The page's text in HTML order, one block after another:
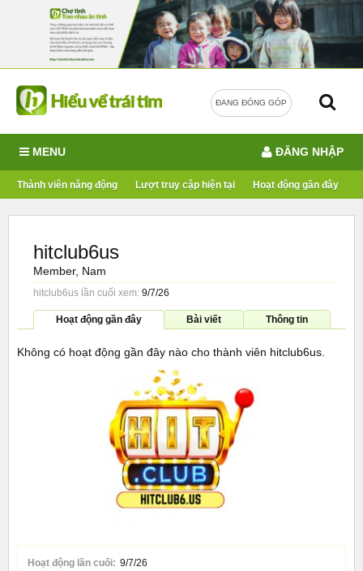
ĐANG ĐÓNG GÓP
MENU
Thành viên năng động Lượt truy cập hiện tại Hoạt động gần đây
ĐĂNG NHẬP
Hoạt động lần cuối: 9/7/26
hitclub6us
Member, Nam
hitclub6us lần cuối xem: 9/7/26
Hoạt động gần đây Bài viết Thông tin
Không có hoạt động gần đây nào cho thành viên hitclub6us.